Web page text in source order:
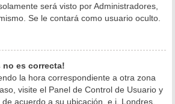
será visto por Administradores,
Se le contará como usuario oculto.
no es correcta!
la hora correspondiente a otra zona
visite el Panel de Control de Usuario y
acuerdo a su ubicación, e.j. Londres,